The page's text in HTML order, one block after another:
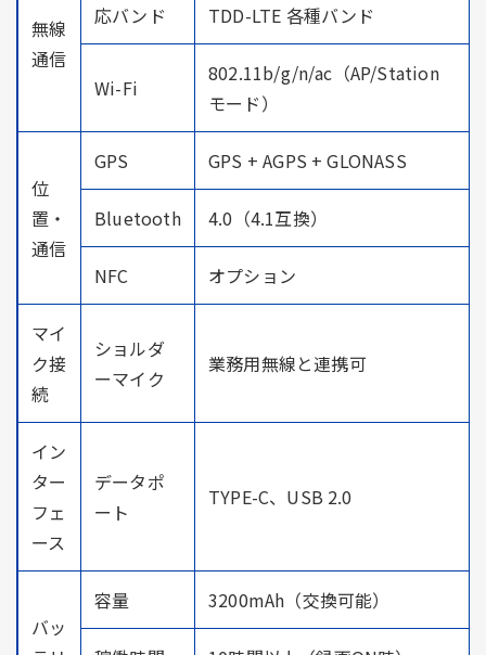
無線
通信
応バンド
TDD-LTE 各種バンド
Wi-Fi
802.11b/g/n/ac（AP/Station
モード）
位
置・
通信
GPS GPS + AGPS + GLONASS
Bluetooth 4.0（4.1互換）
NFC オプション
マイ
ク接
続
ショルダ
ーマイク
業務用無線と連携可
イン
ター
フェ
ース
データポ
ート
TYPE-C、USB 2.0
バッ
容量 3200mAh（交換可能）